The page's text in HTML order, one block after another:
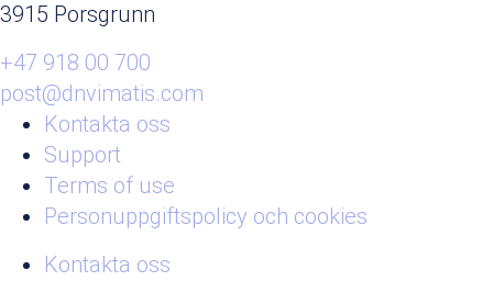
3915 Porsgrunn
+47 918 00 700
post@dnvimatis.com
Kontakta oss
Support
Terms of use
Personuppgiftspolicy och cookies
Kontakta oss